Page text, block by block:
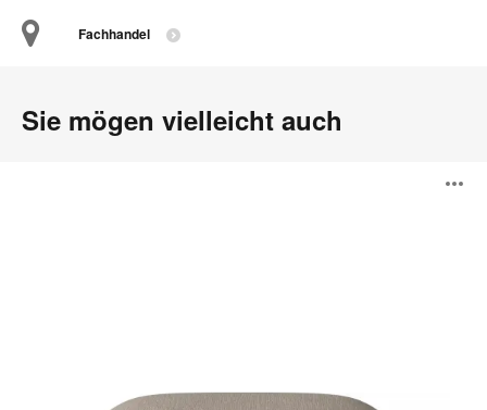
Fachhandel
Sie mögen vielleicht auch